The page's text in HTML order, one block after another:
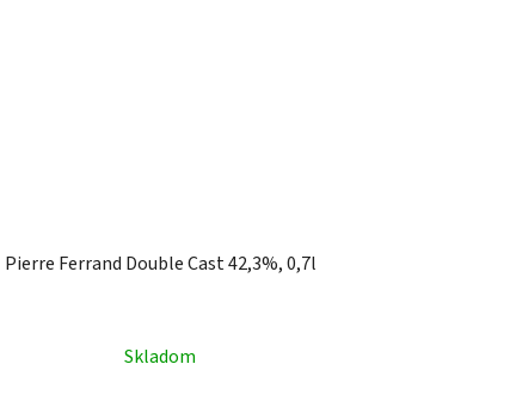
Pierre Ferrand Double Cast 42,3%, 0,7l
Skladom